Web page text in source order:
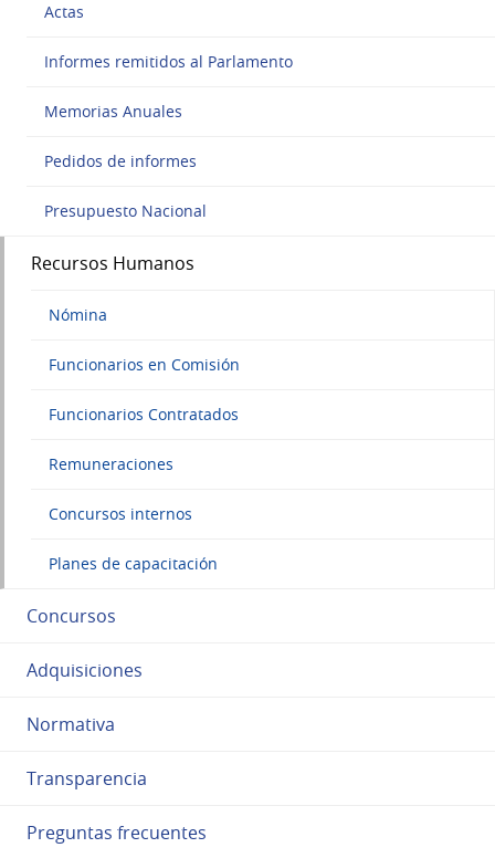
Actas
Informes remitidos al Parlamento
Memorias Anuales
Pedidos de informes
Presupuesto Nacional
Recursos Humanos
Nómina
Funcionarios en Comisión
Funcionarios Contratados
Remuneraciones
Concursos internos
Planes de capacitación
Concursos
Adquisiciones
Normativa
Transparencia
Preguntas frecuentes